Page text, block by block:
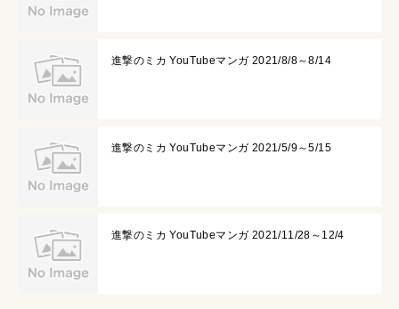
進撃のミカ YouTubeマンガ 2021/8/8～8/14
進撃のミカ YouTubeマンガ 2021/5/9～5/15
進撃のミカ YouTubeマンガ 2021/11/28～12/4